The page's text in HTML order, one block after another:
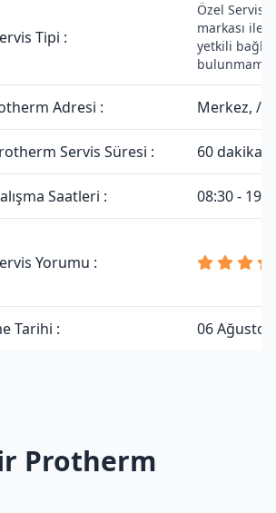
Tipi :
Özel
markası ile
yetkili
Adresi : Merkez, /
Servis Süresi : 60 dakika
Saatleri : 08:30 -
Yorumu :
Tarihi : 06
Protherm